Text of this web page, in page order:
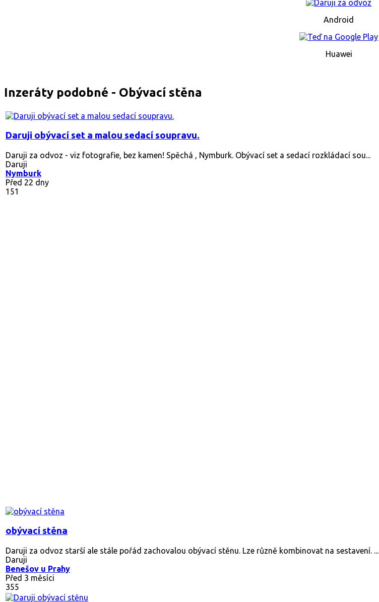
Android
Huawei
Inzeráty podobné - Obývací stěna
Daruji obývací set a malou sedací soupravu.
Daruji za odvoz - viz fotografie, bez kamen! Spěchá , Nymburk. Obývací set a sedací rozkládací sou...
Daruji
Nymburk
Před 22 dny
151
obývací stěna
Daruji za odvoz starší ale stále pořád zachovalou obývací stěnu. Lze různě kombinovat na sestavení. ...
Daruji
Benešov u Prahy
Před 3 měsíci
355